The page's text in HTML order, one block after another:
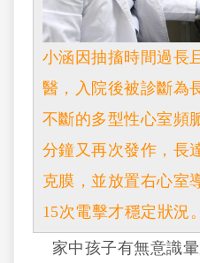
小涵因抽搐時間過長
醫，入院後被診斷為
不斷的多型性心室頻
分鐘又再次發作，長
克膜，並放置右心室
15次電擊才穩定狀況。
家中孩子有無意識暈